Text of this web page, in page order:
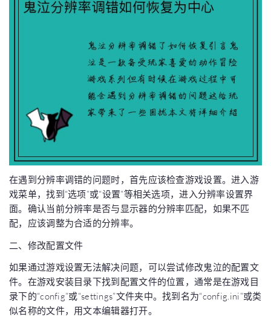
在遇到分辨率调错的问题时，首先应该检查游戏设置。进入游
戏菜单，找到“选项”或“设置”等相关选项，进入分辨率设置界
面。确认当前分辨率是否与显示器的分辨率匹配，如果不匹
配，应该调整为合适的分辨率。
二、修改配置文件
如果通过游戏设置无法解决问题，可以尝试修改鬼泣的配置文
件。在游戏安装目录下找到配置文件的位置，通常是在游戏目
录下的“config”或“settings”文件夹中。找到名为“config.ini”或类
似名称的文件，用文本编辑器打开。